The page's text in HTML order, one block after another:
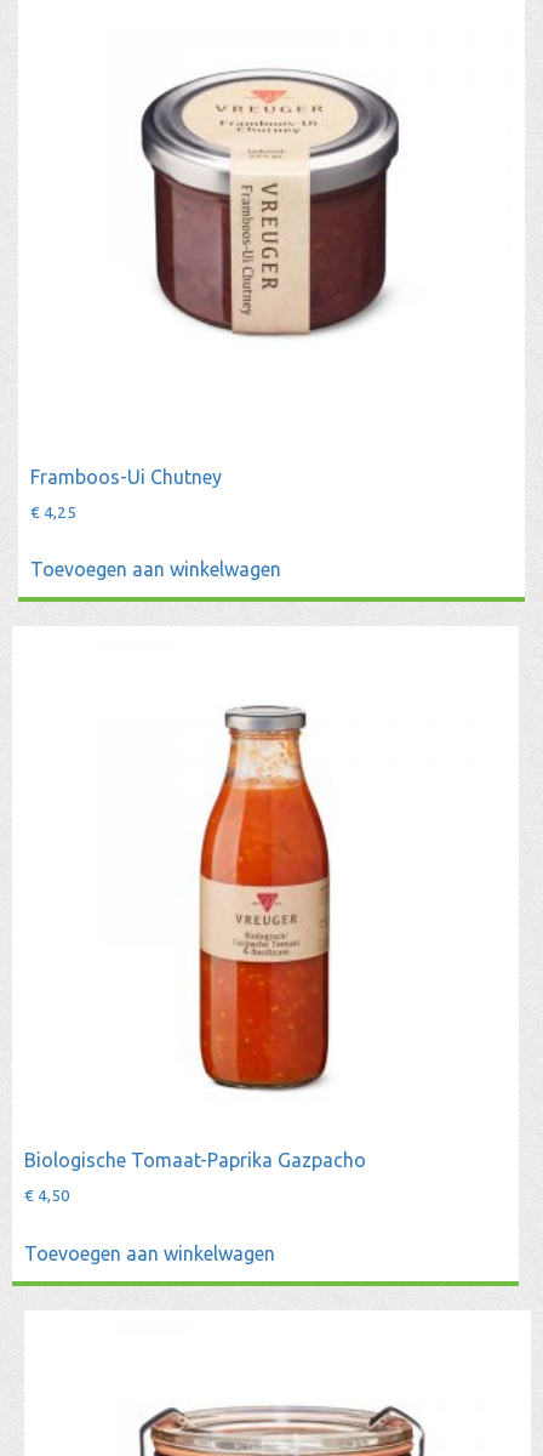
Framboos-Ui Chutney
€ 4,25
Toevoegen aan winkelwagen
Biologische Tomaat-Paprika Gazpacho
€4,50
Toevoegen aan winkelwagen